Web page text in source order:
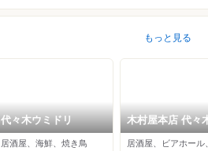
もっと見る
代々木ウミドリ
居酒屋、海鮮、焼き鳥
木村屋本店 代々
口